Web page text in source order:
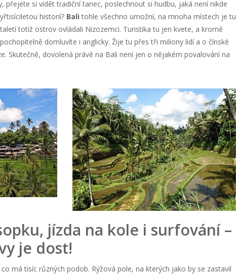
přejete si vidět tradiční tanec, poslechnout si hudbu, jaká není nikde
historií? Bali tohle všechno umožní, na mnoha místech je tu
totiž ostrov ovládali Nizozemci. Turistika tu jen kvete, a kromě
domluvíte i anglicky. Žije tu přes tři miliony lidí a o čínské
Skutečně, dovolená právě na Bali není jen o nějakém povalování na
jízda na kole i surfování –
je dost!
má tisíc různých podob. Rýžová pole, na kterých jako by se zastavil